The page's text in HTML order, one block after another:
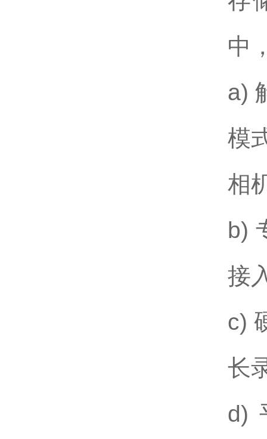
中
a)
模
相
b)
接
c)
长
d)